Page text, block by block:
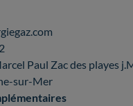
Paul Zac des playes
sur-Mer